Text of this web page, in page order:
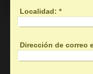
Localidad: *
Dirección de correo